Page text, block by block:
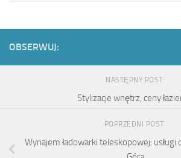
OBSERWUJ:
NASTĘPNY POST
Stylizacje wnętrz, ceny
POPRZEDNI POST
Wynajem ładowarki teleskopowej: